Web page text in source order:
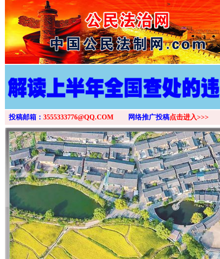
>
投稿邮箱： 3555333776@QQ.COM 网络推广投稿点击进入>>>